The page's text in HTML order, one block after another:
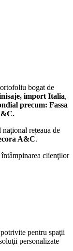
bogat de
import Italia,
precum: Fassa
rețeaua de
A&C.
clienţilor
pentru spaţii
personalizate